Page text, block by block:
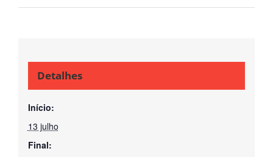
Detalhes
Início:
13 julho
Final: